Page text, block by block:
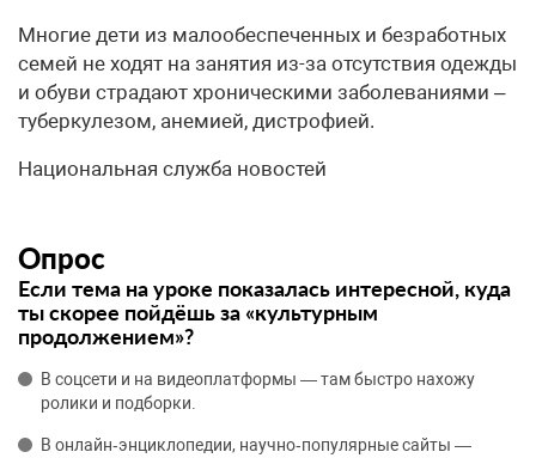
Многие дети из малообеспеченных и безработных
семей не ходят на занятия из-за отсутствия одежды
и обуви страдают хроническими заболеваниями –
туберкулезом, анемией, дистрофией.
Национальная служба новостей
Опрос
Если тема на уроке показалась интересной, куда
ты скорее пойдёшь за «культурным
продолжением»?
В соцсети и на видеоплатформы — там быстро нахожу
ролики и подборки.
В онлайн‑энциклопедии, научно‑популярные сайты —